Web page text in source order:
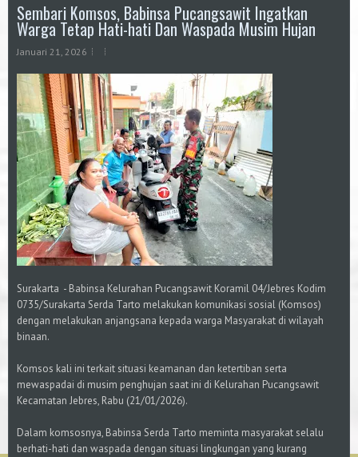
Sembari Komsos, Babinsa Pucangsawit Ingatkan
Warga Tetap Hati-hati Dan Waspada Musim Hujan
Januari 21, 2026
Surakarta - Babinsa Kelurahan Pucangsawit Koramil 04/Jebres Kodim
0735/Surakarta Serda Tarto melakukan komunikasi sosial (Komsos)
dengan melakukan anjangsana kepada warga Masyarakat di wilayah
binaan.
Komsos kali ini terkait situasi keamanan dan ketertiban serta
mewaspadai di musim penghujan saat ini di Kelurahan Pucangsawit
Kecamatan Jebres, Rabu (21/01/2026).
Dalam komsosnya, Babinsa Serda Tarto meminta masyarakat selalu
berhati-hati dan waspada dengan situasi lingkungan yang kurang